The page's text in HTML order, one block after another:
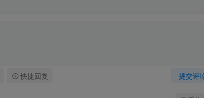
提交评
快捷回复